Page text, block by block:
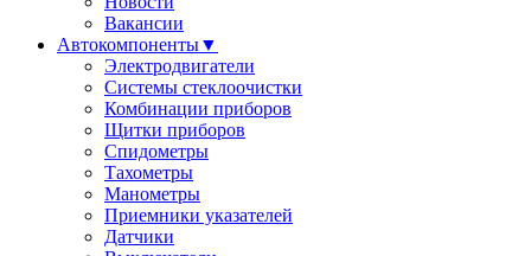
Вакансии
Автокомпоненты▼
Электродвигатели
Системы стеклоочистки
Комбинации приборов
Щитки приборов
Спидометры
Тахометры
Манометры
Приемники указателей
Датчики